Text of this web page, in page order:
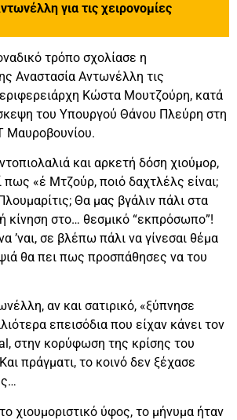
για τις χειρονομίες
τρόπο σχολίασε η
Αναστασία Αντωνέλλη τις
Κώστα Μουτζούρη, κατά
του Υπουργού Θάνου Πλεύρη στη
Μαυροβουνίου.
και αρκετή δόση χιούμορ,
«έ Μτζούρ, ποιό δαχτλέλς είναι;
Θα μας βγάλιν πάλι στα
κίνηση στο… θεσμικό “εκπρόσωπο”!
’ναι, σε βλέπω πάλι να γίνεσαι θέμα
θα πει πως προσπάθησες να του
αν και σατιρικό, «ξύπνησε
επεισόδια που είχαν κάνει τον
στην κορύφωση της κρίσης του
πράγματι, το κοινό δεν ξέχασε
χιουμοριστικό ύφος, το μήνυμα ήταν